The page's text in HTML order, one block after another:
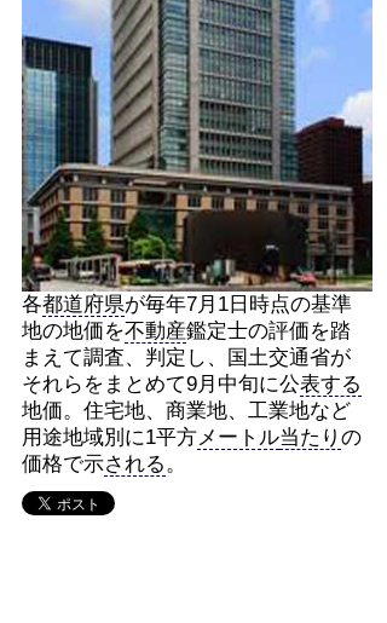
各都道府県が毎年7月1日時点の基準
地の地価を不動産鑑定士の評価を踏
まえて調査、判定し、国土交通省が
それらをまとめて9月中旬に公表する
地価。住宅地、商業地、工業地など
用途地域別に1平方メートル当たり の
価格で示される 。